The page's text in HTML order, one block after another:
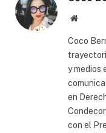
Website
Coco
y medios
en
con el